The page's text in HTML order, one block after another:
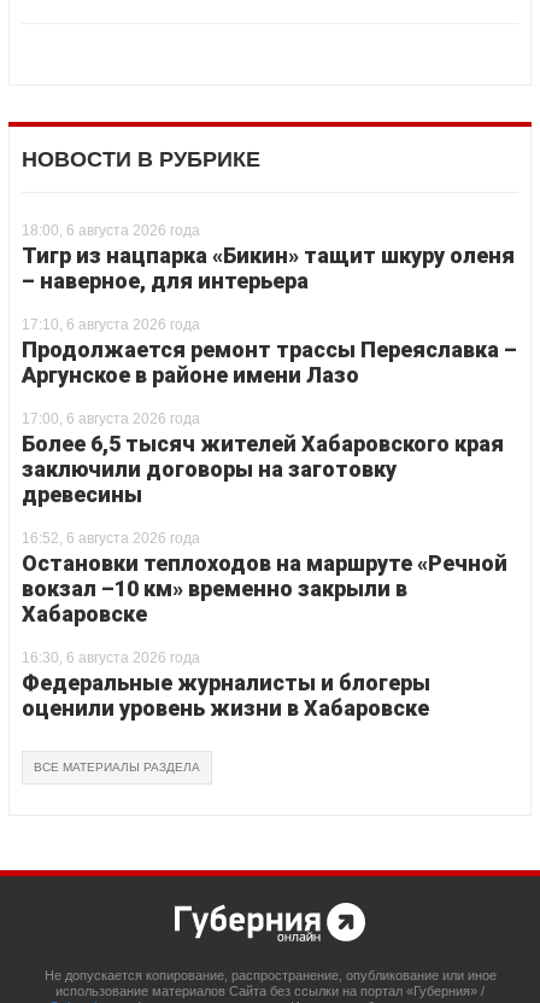
НОВОСТИ В РУБРИКЕ
18:00, 6 августа 2026 года
Тигр из нацпарка «Бикин» тащит шкуру оленя
– наверное, для интерьера
17:10, 6 августа 2026 года
Продолжается ремонт трассы Переяславка –
Аргунское в районе имени Лазо
17:00, 6 августа 2026 года
Более 6,5 тысяч жителей Хабаровского края
заключили договоры на заготовку
древесины
16:52, 6 августа 2026 года
Остановки теплоходов на маршруте «Речной
вокзал –10 км» временно закрыли в
Хабаровске
16:30, 6 августа 2026 года
Федеральные журналисты и блогеры
оценили уровень жизни в Хабаровске
ВСЕ МАТЕРИАЛЫ РАЗДЕЛА
Не допускается копирование, распространение, опубликование или иное
использование материалов Сайта без ссылки на портал «Губерния» /